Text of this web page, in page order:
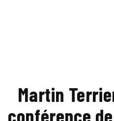
Martin
conférence